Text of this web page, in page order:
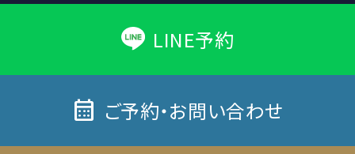
LINE予約
calendar_month ご予約・お問い合わせ